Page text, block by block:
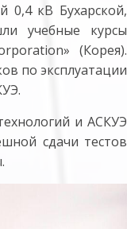
0,4 кВ Бухарской,
учебные курсы
(Корея).
по эксплуатации
и АСКУЭ
сдачи тестов